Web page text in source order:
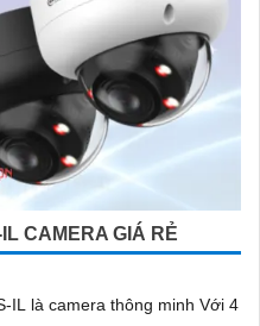
CAMERA GIÁ RẺ
IL là camera thông minh Với 4